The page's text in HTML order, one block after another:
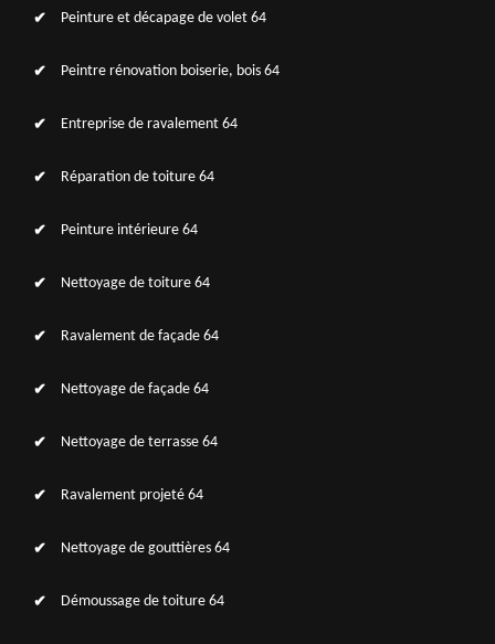
Peinture et décapage de volet 64
Peintre rénovation boiserie, bois 64
Entreprise de ravalement 64
Réparation de toiture 64
Peinture intérieure 64
Nettoyage de toiture 64
Ravalement de façade 64
Nettoyage de façade 64
Nettoyage de terrasse 64
Ravalement projeté 64
Nettoyage de gouttières 64
Démoussage de toiture 64